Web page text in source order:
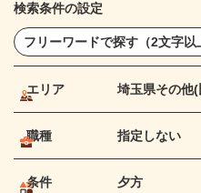
検索条件の設定
エリア 埼玉県その他(
職種 指定しない
条件 夕方